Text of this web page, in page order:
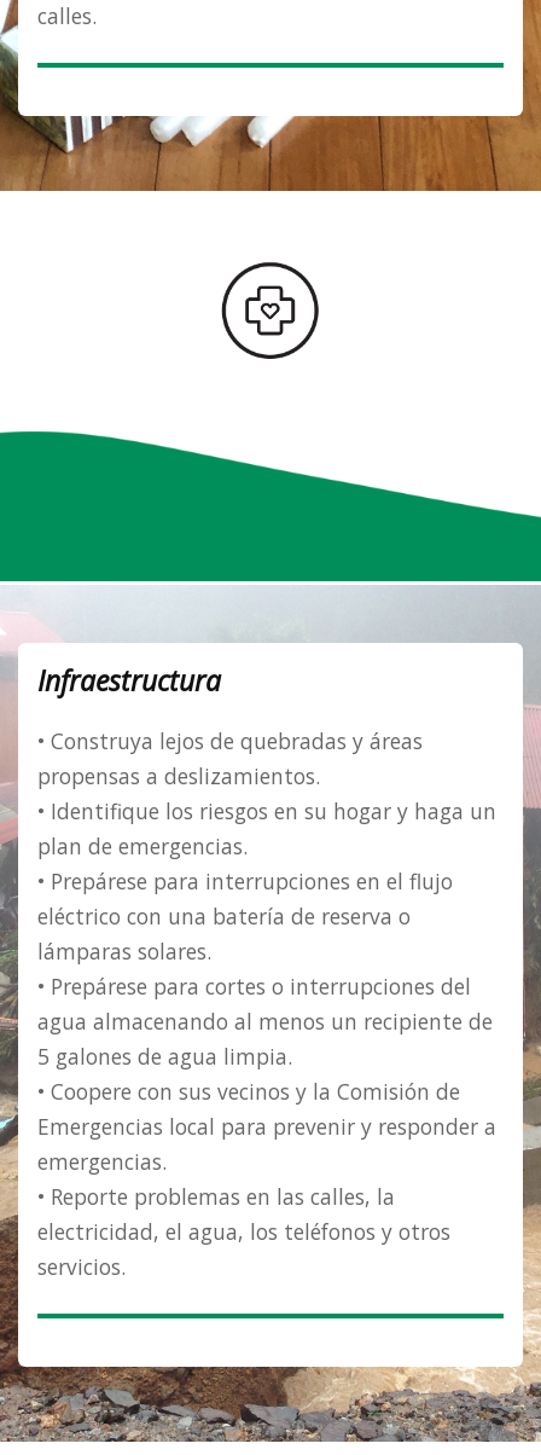
calles.
Infraestructura
• Construya lejos de quebradas y áreas
propensas a deslizamientos.
• Identifique los riesgos en su hogar y haga un
plan de emergencias.
• Prepárese para interrupciones en el flujo
eléctrico con una batería de reserva o
lámparas solares.
• Prepárese para cortes o interrupciones del
agua almacenando al menos un recipiente de
5 galones de agua limpia.
• Coopere con sus vecinos y la Comisión de
Emergencias local para prevenir y responder a
emergencias.
• Reporte problemas en las calles, la
electricidad, el agua, los teléfonos y otros
servicios.